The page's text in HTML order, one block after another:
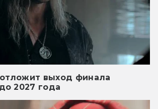
выход финала
2027 года